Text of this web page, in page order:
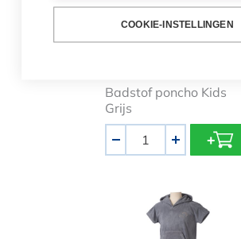
Poncho Badstof Grijs
Kids
Badstof poncho Kids
Grijs
+
Poncho Badstof
COOKIE-INSTELLINGEN